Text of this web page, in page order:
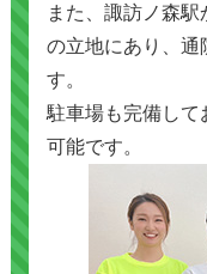
また、諏訪ノ森
の立地にあり、通
す。
駐車場も完備して
可能です。